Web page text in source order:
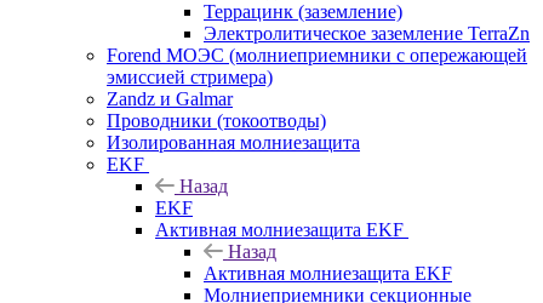
Террацинк (заземление)
Электролитическое заземление TerraZn
Forend МОЭС (молниеприемники с опережающей
эмиссией стримера)
Zandz и Galmar
Проводники (токоотводы)
Изолированная молниезащита
EKF
Назад
EKF
Активная молниезащита EKF
Назад
Активная молниезащита EKF
Молниеприемники секционные